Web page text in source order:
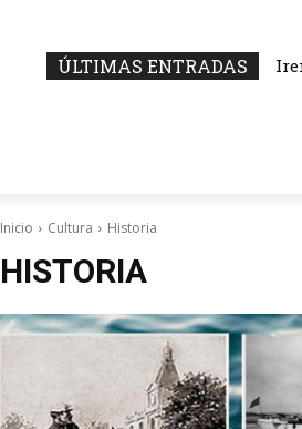
ÚLTIMAS ENTRADAS
Inicio Cultura Historia
HISTORIA